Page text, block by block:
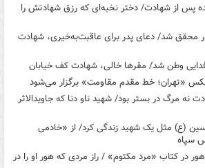
پس از شهادت/ دختر نخبه‌ای که رزق شهادتش را
محقق شد/ دعای پدر برای عاقبت‌به‌خیری، شهادت
وطن شد/ مقرها خالی، شهادت کف خیابان
عکس «تهران؛ خط مقدم مقاومت» برگزار می‌شود
نه مرگ در بستر بود/ شهید ناو دنا که جاویدالاثر
(ع) مثل یک شهید زندگی کرد/ از «خادمی
سپاه
در کتاب «مرد مکتوم» / راز مردی که هور او را در